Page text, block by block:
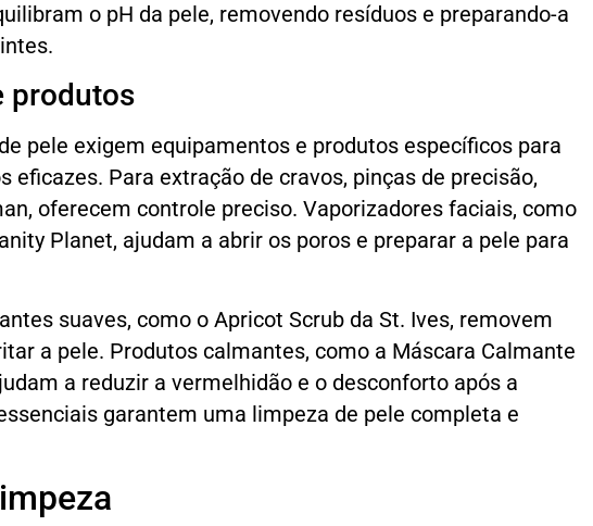
o pH da pele, removendo resíduos e preparando-a
produtos
pele exigem equipamentos e produtos específicos para
eficazes. Para extração de cravos, pinças de precisão,
oferecem controle preciso. Vaporizadores faciais, como
Planet, ajudam a abrir os poros e preparar a pele para
suaves, como o Apricot Scrub da St. Ives, removem
a pele. Produtos calmantes, como a Máscara Calmante
a reduzir a vermelhidão e o desconforto após a
garantem uma limpeza de pele completa e